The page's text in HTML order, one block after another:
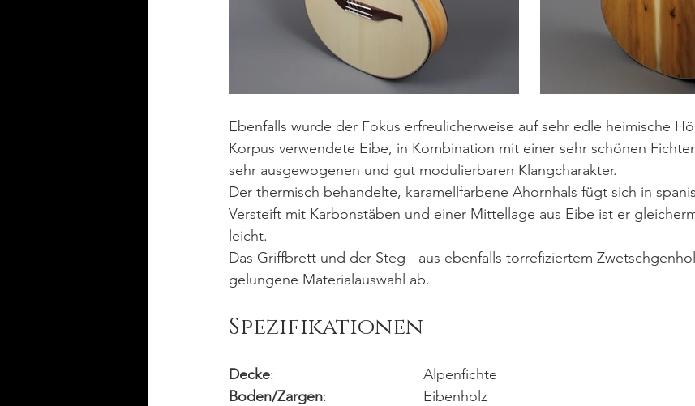
Ebenfalls wurde der Fokus erfreulicherweise auf sehr edle heimische
Korpus verwendete Eibe, in Kombination mit einer sehr schönen
sehr ausgewogenen und gut modulierbaren Klangcharakter.
Der thermisch behandelte, karamellfarbene Ahornhals fügt sich in
Versteift mit Karbonstäben und einer Mittellage aus Eibe ist er
leicht.
Das Griffbrett und der Steg - aus ebenfalls torrefiziertem
gelungene Materialauswahl ab.
Spezifikationen
Decke
: 					Alpenfichte
Boden/Zargen
: 			Eibenholz